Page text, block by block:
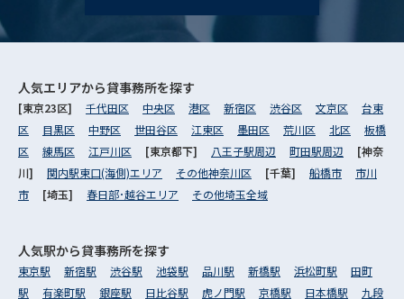
人気エリアから貸事務所を探す
[東京23区] 千代田区 中央区 港区 新宿区 渋谷区 文京区
台東
区
目黒区 中野区 世田谷区 江東区 墨田区 荒川区 北区
板橋
区
練馬区 江戸川区 [東京都下] 八王子駅周辺 町田駅周辺
[神奈
川] 関内駅東口(海側)エリア その他神奈川区 [千葉] 船橋市
市川
市
[埼玉] 春日部･越谷エリア その他埼玉全域
人気駅から貸事務所を探す
東京駅 新宿駅 渋谷駅 池袋駅 品川駅 新橋駅 浜松町駅
田町
駅
有楽町駅 銀座駅 日比谷駅 虎ノ門駅 京橋駅 日本橋駅
九段